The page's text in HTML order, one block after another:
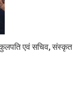
कुलपति एवं सचिव, संस्कृत